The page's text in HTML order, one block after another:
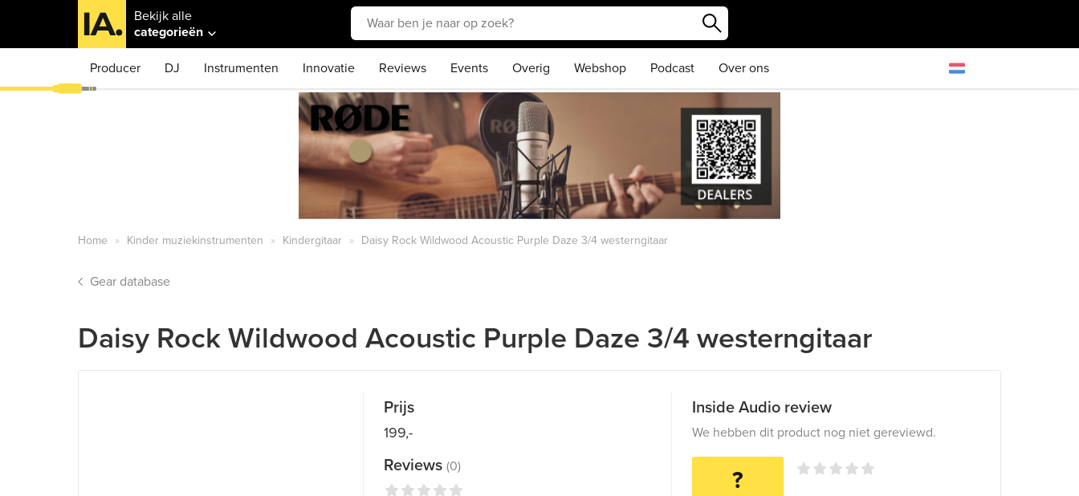
Bekijk alle
categorieën
Producer DJ Instrumenten Innovatie Reviews Events Overig Webshop Podcast Over ons
Home Kinder muziekinstrumenten Kindergitaar Daisy Rock Wildwood Acoustic Purple Daze 3/4 westerngitaar
Gear database
Daisy Rock Wildwood Acoustic Purple Daze 3/4 westerngitaar
Prijs
199,-
Reviews(0)
Inside Audio review
We hebben dit product nog niet gereviewd.
?